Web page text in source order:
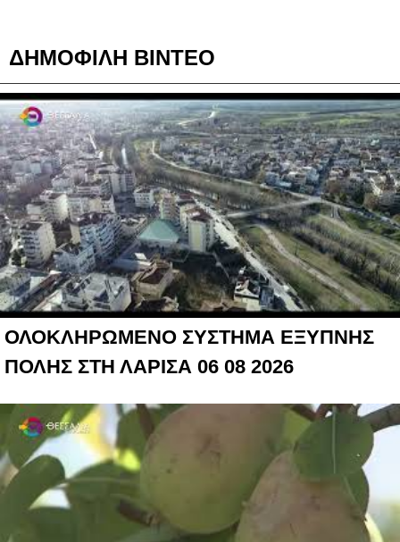
ΔΗΜΟΦΙΛΗ ΒΙΝΤΕΟ
ΟΛΟΚΛΗΡΩΜΕΝΟ ΣΥΣΤΗΜΑ ΕΞΥΠΝΗΣ
ΠΟΛΗΣ ΣΤΗ ΛΑΡΙΣΑ 06 08 2026